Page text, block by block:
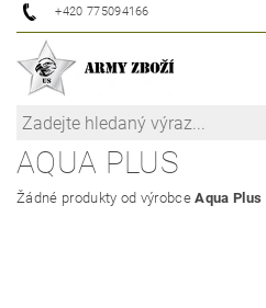
+420 775094166
AQUA PLUS
Žádné produkty od výrobceAqua Plus